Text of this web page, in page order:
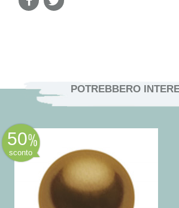
POTREBBERO
50
sconto